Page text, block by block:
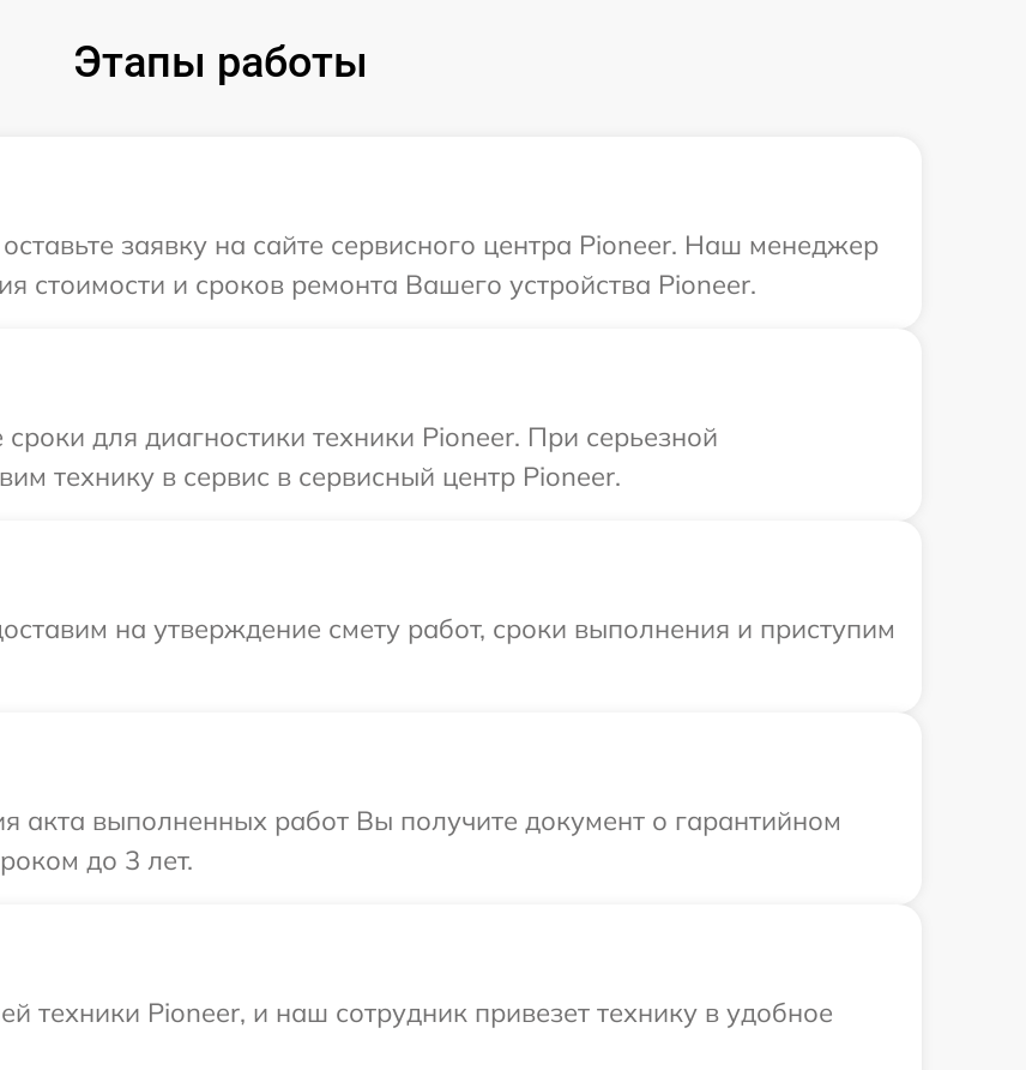
Этапы работы
заявку на сайте сервисного центра Pioneer. Наш менеджер
стоимости и сроков ремонта Вашего устройства Pioneer.
для диагностики техники Pioneer. При серьезной
технику в сервис в сервисный центр Pioneer.
на утверждение смету работ, сроки выполнения и приступим
акта выполненных работ Вы получите документ о гарантийном
до 3 лет.
Pioneer, и наш сотрудник привезет технику в удобное